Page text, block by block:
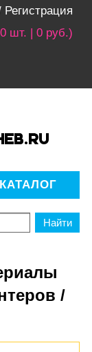
Регистрация
шт. | 0 руб.)
КАТАЛОГ
/